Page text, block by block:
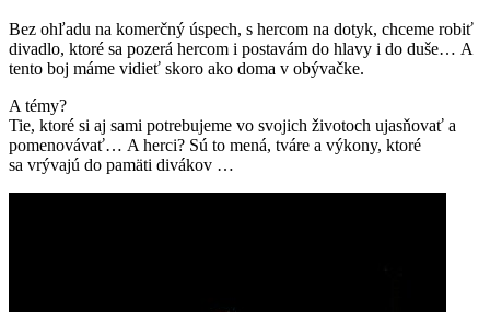
Bez ohľadu na komerčný úspech, s hercom na dotyk, chceme robiť
divadlo, ktoré sa pozerá hercom i postavám do hlavy i do duše… A
tento boj máme vidieť skoro ako doma v obývačke.
A témy?
Tie, ktoré si aj sami potrebujeme vo svojich životoch ujasňovať a
pomenovávať… A herci? Sú to mená, tváre a výkony, ktoré
sa vrývajú do pamäti divákov …